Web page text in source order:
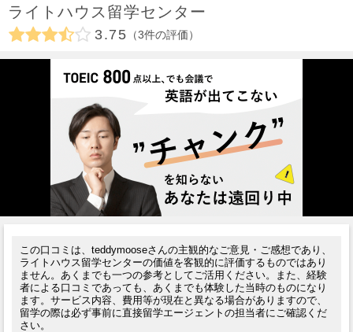
ライトハウス留学センター
3.75 3件の評価
この口コミは、teddymooseさんの主観的なご意見・ご感想であり、
ライトハウス留学センターの価値を客観的に評価するものではあり
ません。あくまでも一つの参考としてご活用ください。また、経験
者による口コミであっても、あくまでも体験した当時のものになり
ます。サービス内容、費用等が現在と異なる場合がありますので、
留学の際は必ず事前に直接留学エージェントの担当者にご確認くだ
さい。